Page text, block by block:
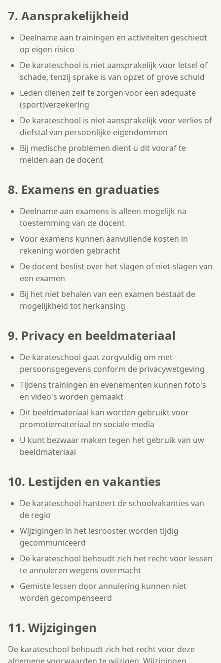
7. Aansprakelijkheid
Deelname aan trainingen en activiteiten geschiedt
op eigen risico
De karateschool is niet aansprakelijk voor letsel of
schade, tenzij sprake is van opzet of grove schuld
Leden dienen zelf te zorgen voor een adequate
(sport)verzekering
De karateschool is niet aansprakelijk voor verlies of
diefstal van persoonlijke eigendommen
Bij medische problemen dient u dit vooraf te
melden aan de docent
8. Examens en graduaties
Deelname aan examens is alleen mogelijk na
toestemming van de docent
Voor examens kunnen aanvullende kosten in
rekening worden gebracht
De docent beslist over het slagen of niet-slagen van
een examen
Bij het niet behalen van een examen bestaat de
mogelijkheid tot herkansing
9. Privacy en beeldmateriaal
De karateschool gaat zorgvuldig om met
persoonsgegevens conform de privacywetgeving
Tijdens trainingen en evenementen kunnen foto's
en video's worden gemaakt
Dit beeldmateriaal kan worden gebruikt voor
promotiemateriaal en sociale media
U kunt bezwaar maken tegen het gebruik van uw
beeldmateriaal
10. Lestijden en vakanties
De karateschool hanteert de schoolvakanties van
de regio
Wijzigingen in het lesrooster worden tijdig
gecommuniceerd
De karateschool behoudt zich het recht voor lessen
te annuleren wegens overmacht
Gemiste lessen door annulering kunnen niet
worden gecompenseerd
11. Wijzigingen
De karateschool behoudt zich het recht voor deze